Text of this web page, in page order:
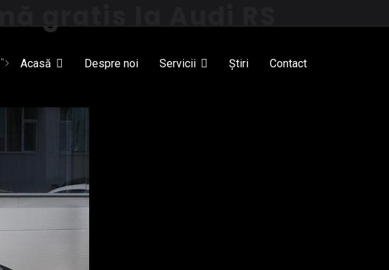
"> Acasă Despre noi Servicii Știri Contact
gratis la Audi RS